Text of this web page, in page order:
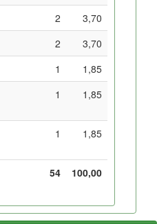
2
3,70
2
3,70
1
1,85
1 1,85
1 1,85
54 100,00